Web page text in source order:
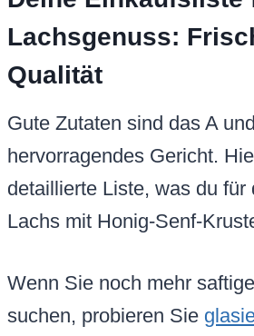
Lachsgenuss:
Qualität
Gute Zutaten sind das A
hervorragendes Gericht.
detaillierte Liste, was du für
Lachs mit Honig-Senf-
Wenn Sie noch mehr
suchen, probieren Sie